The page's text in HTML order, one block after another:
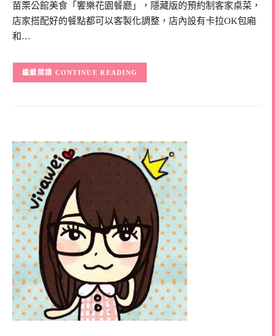
苗栗公館美食「饗樂花園餐廳」，隱藏版的預約制客家桌菜，
店家搭配好的餐點都可以客製化調整，店內設有卡拉OK包廂
和…
CONTINUE READING